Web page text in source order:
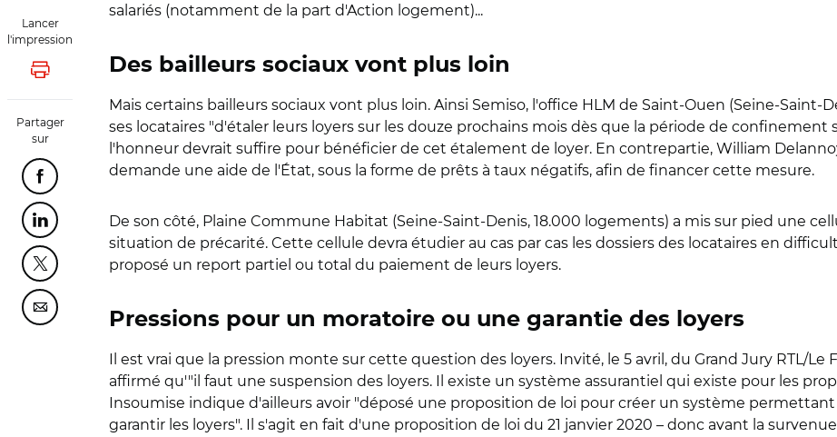
Lancer
l'impression
Lancer l'impression
Partager
sur
Partager cette page sur Facebook
Partager cette page sur Linkedin
Partager cette page sur Twitter
Partager cette page sur Courriel
salariés (notamment de la part d'Action logement)...
Des bailleurs sociaux vont plus loin
Mais certains bailleurs sociaux vont plus loin. Ainsi Semiso, l'office HLM de Saint-Ouen (Seine-Saint-
ses locataires "d'étaler leurs loyers sur les douze prochains mois dès que la période de confinement
l'honneur devrait suffire pour bénéficier de cet étalement de loyer. En contrepartie, William
demande une aide de l'État, sous la forme de prêts à taux négatifs, afin de financer cette mesure.
De son côté, Plaine Commune Habitat (Seine-Saint-Denis, 18.000 logements) a mis sur pied une
situation de précarité. Cette cellule devra étudier au cas par cas les dossiers des locataires en
proposé un report partiel ou total du paiement de leurs loyers.
Pressions pour un moratoire ou une garantie des loyers
Il est vrai que la pression monte sur cette question des loyers. Invité, le 5 avril, du Grand Jury RTL/Le
affirmé qu'"il faut une suspension des loyers. Il existe un système assurantiel qui existe pour les
Insoumise indique d'ailleurs avoir "déposé une proposition de loi pour créer un système
garantir les loyers". Il s'agit en fait d'une proposition de loi du 21 janvier 2020 – donc avant la